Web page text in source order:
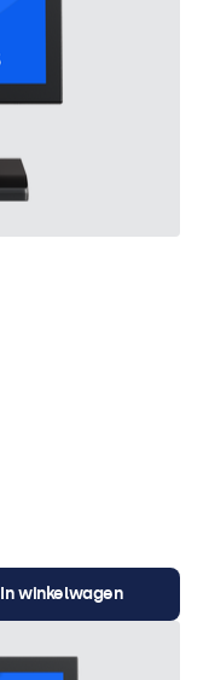
In winkelwagen